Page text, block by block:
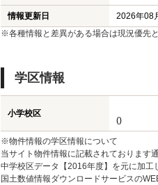
情報更新日 2026年08
※各種情報と差異がある場合は現況優先
学区情報
小学校区
()
※物件情報の学区情報について
当サイト物件情報に記載されております
中学校区データ【2016年度】を元に加工
国土数値情報ダウンロードサービスの